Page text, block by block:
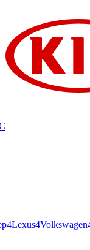
4Lexus4Volkswagen